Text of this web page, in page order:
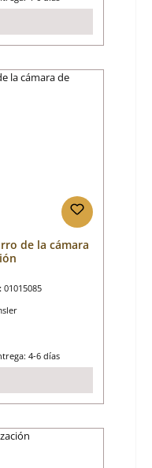
de la cámara
01015085
4-6 días